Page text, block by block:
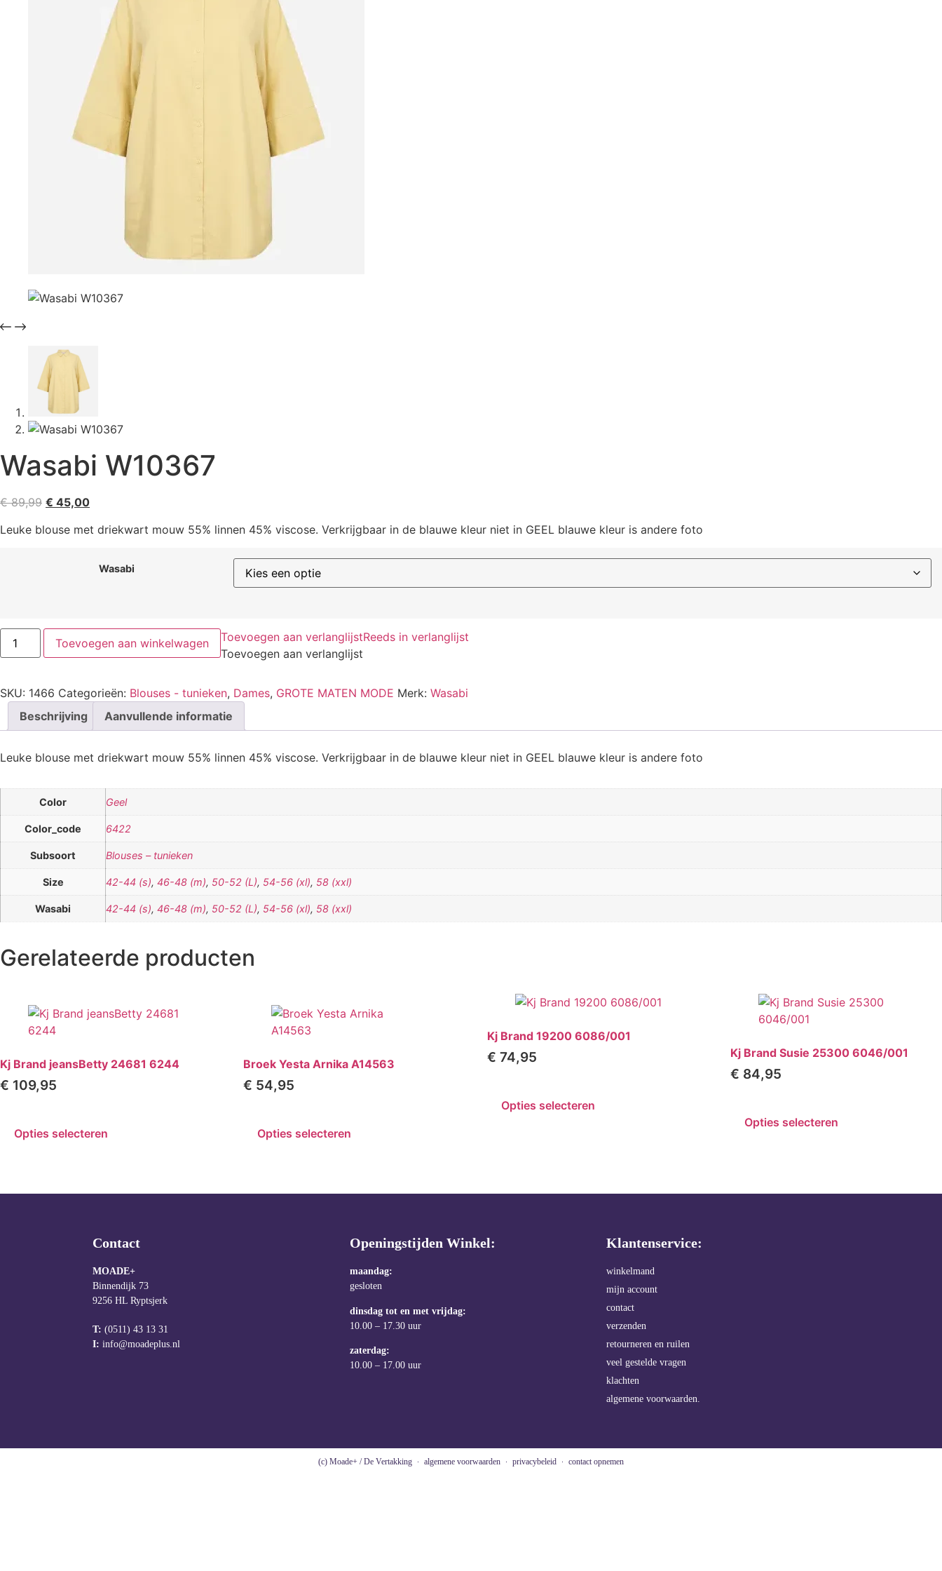
Wasabi W10367
€89,99 € 45,00
Leuke blouse met driekwart mouw 55% linnen 45% viscose. Verkrijgbaar in de blauwe kleur niet in GEEL blauwe kleur is andere foto
Wasabi
Toevoegen aan winkelwagen Toevoegen aan verlanglijstReeds in verlanglijst
Toevoegen aan verlanglijst
SKU: 1466 Categorieën: Blouses - tunieken, Dames, GROTE MATEN MODE Merk: Wasabi
Beschrijving
Aanvullende informatie
Leuke blouse met driekwart mouw 55% linnen 45% viscose. Verkrijgbaar in de blauwe kleur niet in GEEL blauwe kleur is andere foto
Color Geel
Color_code 6422
Subsoort Blouses – tunieken
Size 42-44 (s), 46-48 (m), 50-52 (L), 54-56 (xl), 58 (xxl)
Wasabi 42-44 (s), 46-48 (m), 50-52 (L), 54-56 (xl), 58 (xxl)
Gerelateerde producten
Kj Brand jeansBetty 24681 6244
€ 109,95
Opties selecteren
Broek Yesta Arnika A14563
€ 54,95
Opties selecteren
Kj Brand 19200 6086/001
€ 74,95
Opties selecteren
Kj Brand Susie 25300 6046/001
€ 84,95
Opties selecteren
Contact
MOADE+
Binnendijk 73
9256 HL Ryptsjerk
T: (0511) 43 13 31
I: info@moadeplus.nl
Openingstijden Winkel:
maandag:
gesloten
dinsdag tot en met vrijdag:
10.00 – 17.30 uur
zaterdag:
10.00 – 17.00 uur
Klantenservice:
winkelmand
mijn account
contact
verzenden
retourneren en ruilen
veel gestelde vragen
klachten
algemene voorwaarden.
(c) Moade+ / De Vertakking algemene voorwaarden privacybeleid contact opnemen